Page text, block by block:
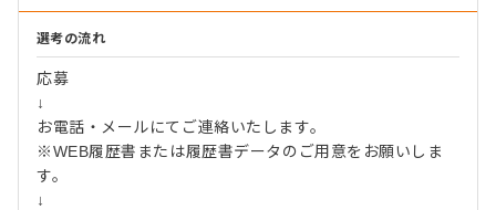
選考の流れ
応募
↓
お電話・メールにてご連絡いたします。
※WEB履歴書または履歴書データのご用意をお願いしま
す。
↓